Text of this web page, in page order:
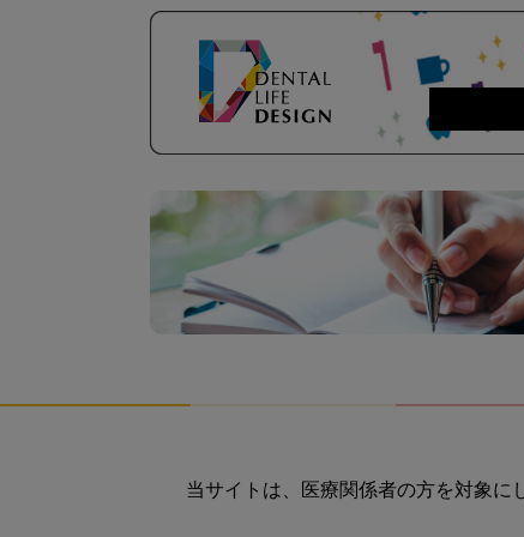
当サイトは、医療関係者の方を対象に